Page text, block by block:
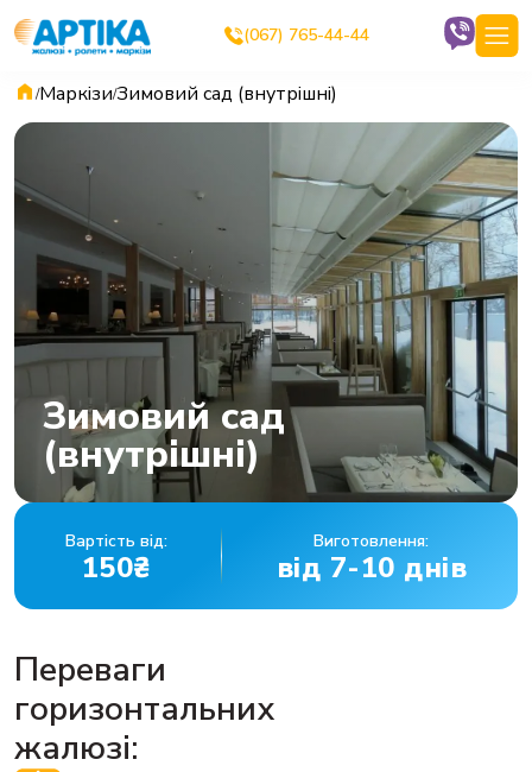
(067) 765-44-44
/Маркізи/Зимовий сад (внутрішні)
Зимовий сад
(внутрішні)
Вартість від:
150₴
Виготовлення:
від 7-10 днів
Переваги
горизонтальних
жалюзі: